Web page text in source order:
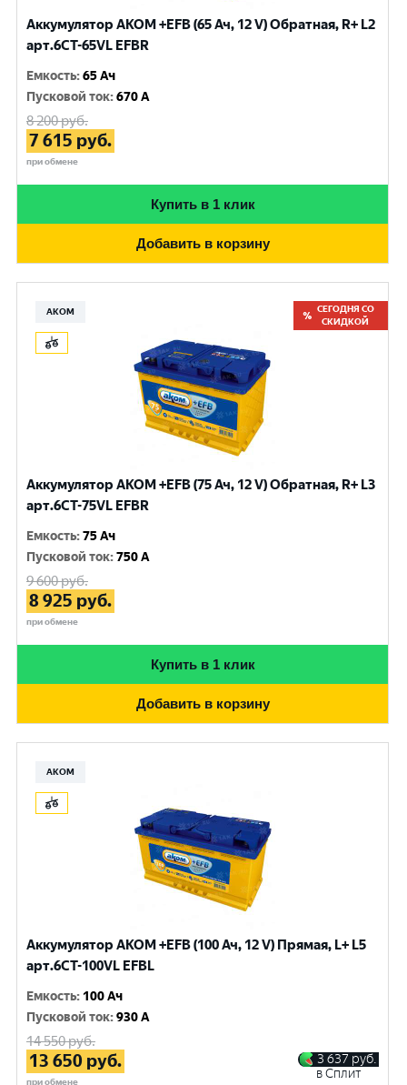
Аккумулятор AKOM +EFB (65 Ач, 12 V) Обратная, R+ L2
арт.6CT-65VL EFBR
Емкость:65 Ач
Пусковой ток:670 A
8 200руб.
7 615 руб.
при обмене
Купить в 1 клик
Добавить в корзину
АКОМ
СЕГОДНЯ СО
СКИДКОЙ
Аккумулятор AKOM +EFB (75 Ач, 12 V) Обратная, R+ L3
арт.6СТ-75VL EFBR
Емкость:75 Ач
Пусковой ток:750 A
9 600руб.
8 925 руб.
при обмене
Купить в 1 клик
Добавить в корзину
АКОМ
Аккумулятор AKOM +EFB (100 Ач, 12 V) Прямая, L+ L5
арт.6СТ-100VL EFBL
Емкость: 100 Ач
Пусковой ток:930 A
14 550руб.
13 650 руб.
при обмене
3 637 руб.
в Сплит